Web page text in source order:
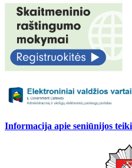
Informacija apie seniūnijos